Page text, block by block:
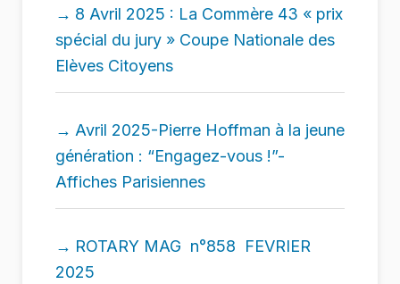
8 Avril 2025 : La Commère 43 « prix
spécial du jury » Coupe Nationale des
Elèves Citoyens
Avril 2025-Pierre Hoffman à la jeune
génération : “Engagez-vous !”-
Affiches Parisiennes
ROTARY MAG n°858 FEVRIER
2025